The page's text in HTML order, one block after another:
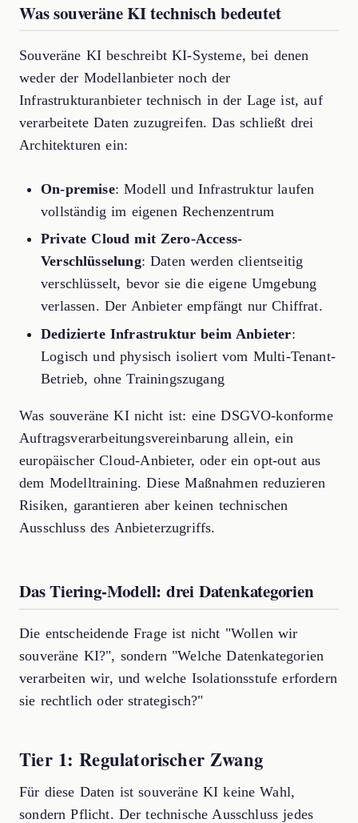
Was souveräne KI technisch bedeutet
Souveräne KI beschreibt KI-Systeme, bei denen
weder der Modellanbieter noch der
Infrastrukturanbieter technisch in der Lage ist, auf
verarbeitete Daten zuzugreifen. Das schließt drei
Architekturen ein:
On-premise: Modell und Infrastruktur laufen
vollständig im eigenen Rechenzentrum
Private Cloud mit Zero-Access-
Verschlüsselung: Daten werden clientseitig
verschlüsselt, bevor sie die eigene Umgebung
verlassen. Der Anbieter empfängt nur Chiffrat.
Dedizierte Infrastruktur beim Anbieter:
Logisch und physisch isoliert vom Multi-Tenant-
Betrieb, ohne Trainingszugang
Was souveräne KI nicht ist: eine DSGVO-konforme
Auftragsverarbeitungsvereinbarung allein, ein
europäischer Cloud-Anbieter, oder ein opt-out aus
dem Modelltraining. Diese Maßnahmen reduzieren
Risiken, garantieren aber keinen technischen
Ausschluss des Anbieterzugriffs.
Das Tiering-Modell: drei Datenkategorien
Die entscheidende Frage ist nicht "Wollen wir
souveräne KI?", sondern "Welche Datenkategorien
verarbeiten wir, und welche Isolationsstufe erfordern
sie rechtlich oder strategisch?"
Tier 1: Regulatorischer Zwang
Für diese Daten ist souveräne KI keine Wahl,
sondern Pflicht. Der technische Ausschluss jedes